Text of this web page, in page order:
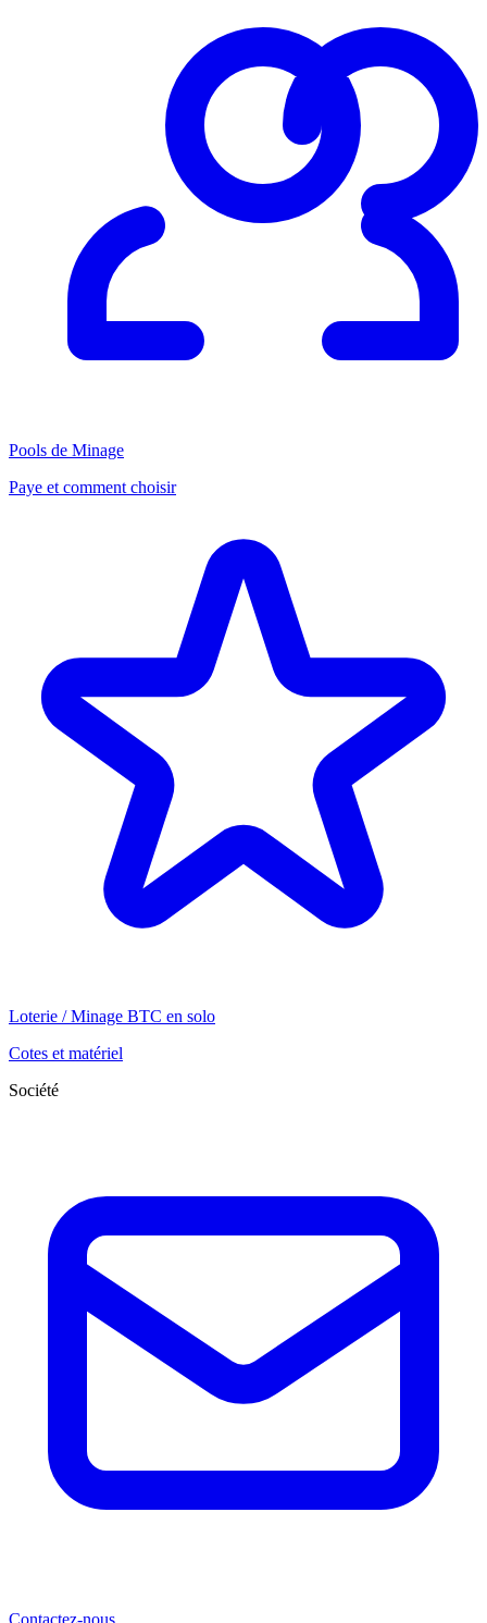
Pools de Minage
Paye et comment choisir
Loterie / Minage BTC en solo
Cotes et matériel
Société
Contactez-nous